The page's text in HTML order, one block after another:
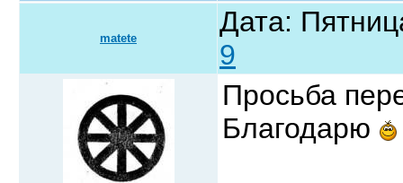
matete
Дата:
9
Просьба
Благодарю